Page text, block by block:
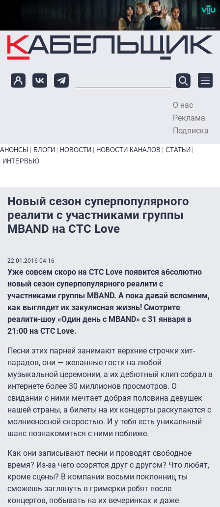
Перейти к основному содержанию
О нас
Реклама
Подписка
Primary links bottom
АНОНСЫ БЛОГИ НОВОСТИ НОВОСТИ КАНАЛОВ
СТАТЬИ
ИНТЕРВЬЮ
Новый сезон суперпопулярного
реалити с участниками группы
MBAND на СТС Love
22.01.2016 04:16
Уже совсем скоро на СТС Love появится абсолютно
новый сезон суперпопулярного реалити с
участниками группы MBAND. А пока давай вспомним,
как выглядит их закулисная жизнь! Смотрите
реалити-шоу «Один день с MBAND» с 31 января в
21:00 на СТС Love.
Песни этих парней занимают верхние строчки хит-
парадов, они — желанные гости на любой
музыкальной церемонии, а их дебютный клип собрал в
интернете более 30 миллионов просмотров. О
свидании с ними мечтает добрая половина девушек
нашей страны, а билеты на их концерты раскупаются с
молниеносной скоростью. И у тебя есть уникальный
шанс познакомиться с ними поближе.
Как они записывают песни и проводят свободное
время? Из-за чего ссорятся друг с другом? Что любят,
кроме сцены? В компании восьми поклонниц ты
сможешь заглянуть в гримерки ребят после
концертов, побывать на их вечеринках и даже